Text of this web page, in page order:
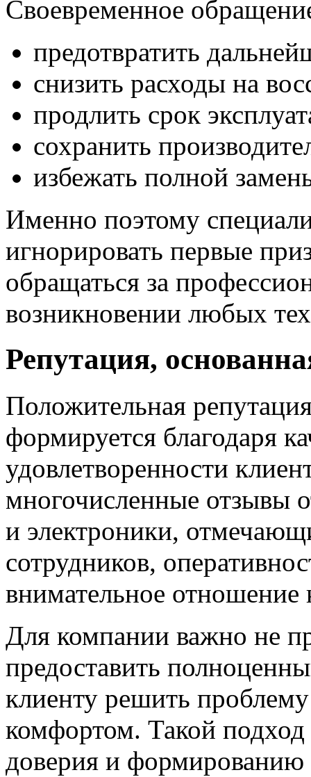
Своевременное
предотвратить
снизить расходы на
продлить срок
сохранить
избежать полной
Именно поэтому
игнорировать первые
обращаться за
возникновении любых
Репутация,
Положительная
формируется благодаря
удовлетворенности
многочисленные отзывы
и электроники,
сотрудников,
внимательное
Для компании важно не
предоставить
клиенту решить
комфортом. Такой
доверия и формированию